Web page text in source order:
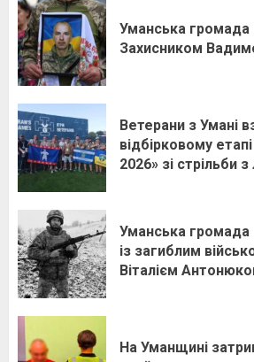
Уманська громада
Захисником
Ветерани з Умані
відбірковому
2026» зі стрільби з
Уманська
із загиблим
Віталієм
На Уманщині